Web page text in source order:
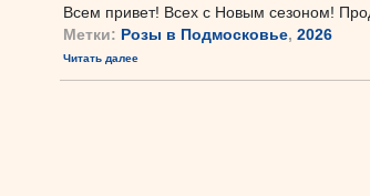
Всем привет! Всех с Новым сезоном!
Метки: Розы в Подмосковье, 2026
Читать далее